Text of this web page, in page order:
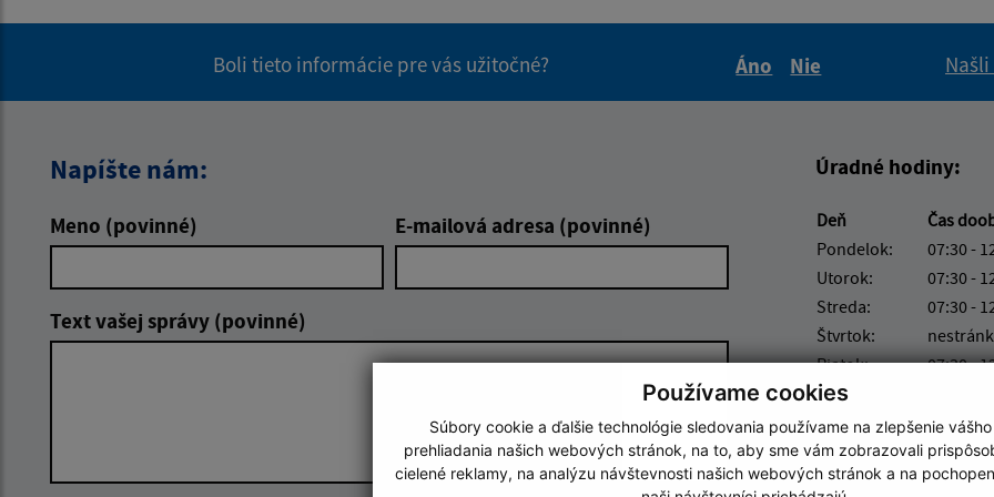
Používame cookies
Súbory cookie a ďalšie technológie sledovania používame na zlepšenie
prehliadania našich webových stránok, na to, aby sme vám zobrazovali
cielené reklamy, na analýzu návštevnosti našich webových stránok a na
Boli tieto informácie pre vás užitočné?
Áno
Nie
Napíšte nám:
Meno (povinné) E-mailová adresa (povinné)
Text vašej správy (povinné)
Úradné hodiny:
Deň Čas
Pondelok:
07:30 -
Utorok:
07:30 -
Streda:
07:30 -
Štvrtok:
Piatok:
07:30 -
Obedňajšia
Číslo účtu IBAN:
4572